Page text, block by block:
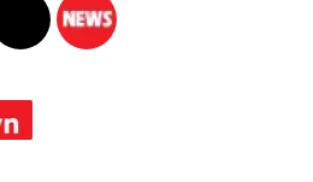
Instagram
Hacom TikTok